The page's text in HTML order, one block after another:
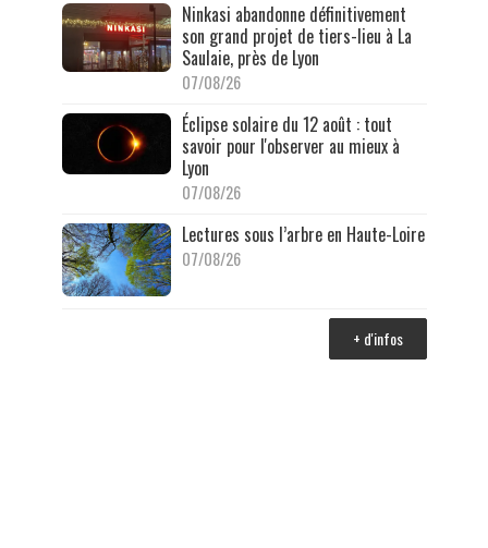
Ninkasi abandonne définitivement
son grand projet de tiers-lieu à La
Saulaie, près de Lyon
07/08/26
Éclipse solaire du 12 août : tout
savoir pour l'observer au mieux à
Lyon
07/08/26
Lectures sous l’arbre en Haute-Loire
07/08/26
+ d'infos